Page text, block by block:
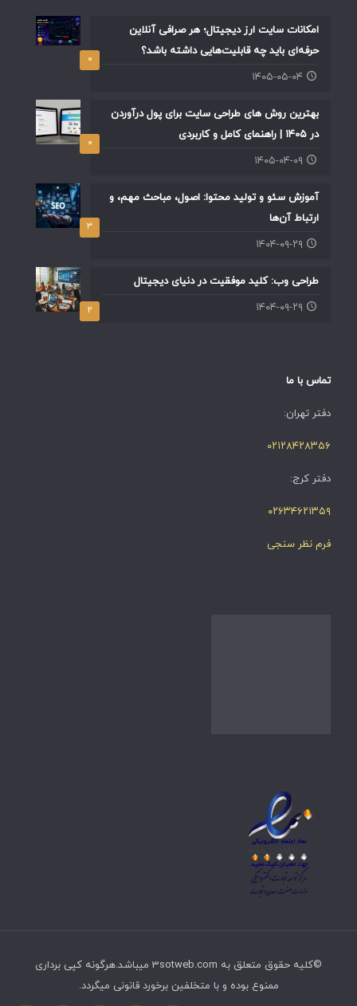
۰
امکانات سایت ارز دیجیتال؛ هر صرافی آنلاین
حرفه‌ای باید چه قابلیت‌هایی داشته باشد؟
۱۴۰۵-۰۵-۰۴
۰
بهترین روش های طراحی سایت برای پول درآوردن
در ۱۴۰۵ | راهنمای کامل و کاربردی
۱۴۰۵-۰۴-۰۹
۳
آموزش سئو و تولید محتوا: اصول، مباحث مهم، و
ارتباط آن‌ها
۱۴۰۴-۰۹-۲۹
۲
طراحی وب: کلید موفقیت در دنیای دیجیتال
۱۴۰۴-۰۹-۲۹
تماس با ما
دفتر تهران:
۰۲۱۲۸۴۲۸۳۵۶
دفتر کرج:
۰۲۶۳۴۶۲۱۳۵۹
فرم نظر سنجی
©کلیه حقوق متعلق به 3sotweb.com میباشد.هرگونه کپی برداری
ممنوع بوده و با متخلفین برخورد قانونی میگردد.